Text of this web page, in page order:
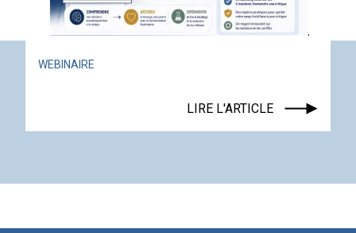
WEBINAIRE
LIRE L'ARTICLE